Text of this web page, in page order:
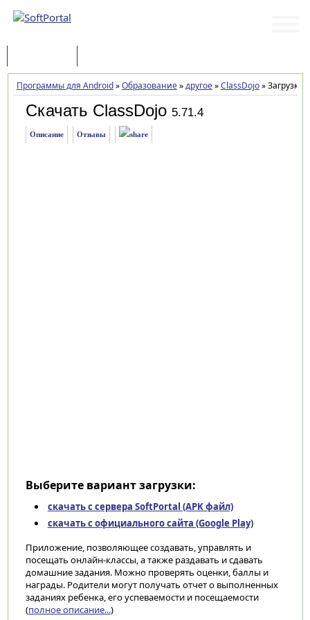
Программы для Android»Образование»другое»ClassDojo»Загрузка
Скачать ClassDojo 5.71.4
Описание Отзывы
Выберите вариант загрузки:
скачать с сервера SoftPortal (APK файл)
скачать с официального сайта (Google Play)
Приложение, позволяющее создавать, управлять и
посещать онлайн-классы, а также раздавать и сдавать
домашние задания. Можно проверять оценки, баллы и
награды. Родители могут получать отчет о выполненных
заданиях ребенка, его успеваемости и посещаемости
(полное описание...)